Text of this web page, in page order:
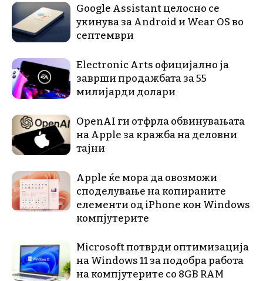
Google Assistant целосно се
укинува за Android и Wear OS во
септември
Electronic Arts официјално ја
заврши продажбата за 55
милијарди долари
OpenAI ги отфрла обвинувањата
на Apple за кражба на деловни
тајни
Apple ќе мора да овозможи
споделување на копираните
елементи од iPhone кон Windows
компјутерите
Microsoft потврди оптимизација
на Windows 11 за подобра работа
на компјутерите со 8GB RAM